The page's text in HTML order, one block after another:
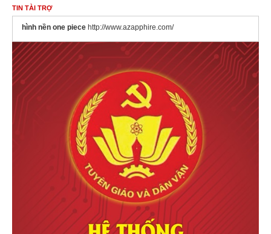
TIN TÀI TRỢ
hình nền one piece http://www.azapphire.com/